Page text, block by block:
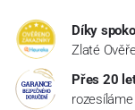
Díky
Zlaté
Přes 20